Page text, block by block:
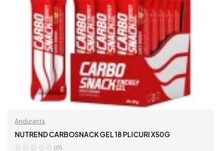
Anduranta
NUTREND CARBOSNACK GEL 18 PLICURI X50G
(0)